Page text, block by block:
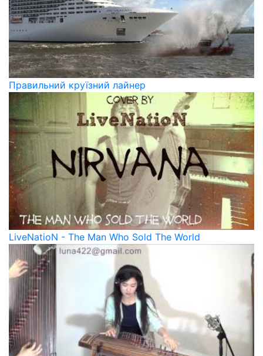
Правильний круїзний лайнер
LiveNatioN - The Man Who Sold The World